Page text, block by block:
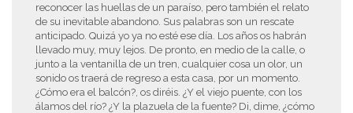
reconocer las huellas de un paraíso, pero también el relato
de su inevitable abandono. Sus palabras son un rescate
anticipado. Quizá yo ya no esté ese día. Los años os habrán
llevado muy, muy lejos. De pronto, en medio de la calle, o
junto a la ventanilla de un tren, cualquier cosa un olor, un
sonido os traerá de regreso a esta casa, por un momento.
¿Cómo era el balcón?, os diréis. ¿Y el viejo puente, con los
álamos del río? ¿Y la plazuela de la fuente? Di, dime, ¿cómo